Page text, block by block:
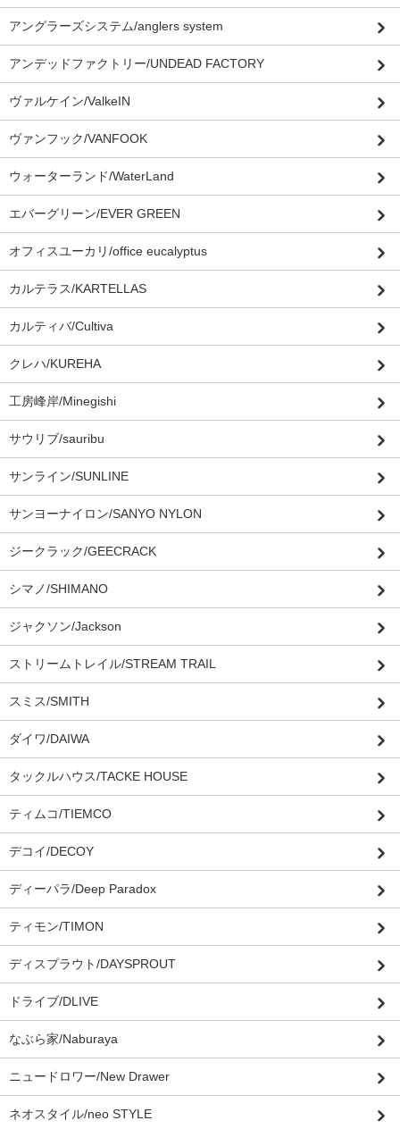
アングラーズシステム/anglers system
アンデッドファクトリー/UNDEAD FACTORY
ヴァルケイン/ValkeIN
ヴァンフック/VANFOOK
ウォーターランド/WaterLand
エバーグリーン/EVER GREEN
オフィスユーカリ/office eucalyptus
カルテラス/KARTELLAS
カルティバ/Cultiva
クレハ/KUREHA
工房峰岸/Minegishi
サウリブ/sauribu
サンライン/SUNLINE
サンヨーナイロン/SANYO NYLON
ジークラック/GEECRACK
シマノ/SHIMANO
ジャクソン/Jackson
ストリームトレイル/STREAM TRAIL
スミス/SMITH
ダイワ/DAIWA
タックルハウス/TACKE HOUSE
ティムコ/TIEMCO
デコイ/DECOY
ディーパラ/Deep Paradox
ティモン/TIMON
ディスプラウト/DAYSPROUT
ドライブ/DLIVE
なぶら家/Naburaya
ニュードロワー/New Drawer
ネオスタイル/neo STYLE